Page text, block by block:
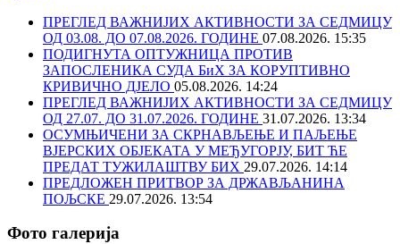
ПРЕГЛЕД ВАЖНИЈИХ АКТИВНОСТИ ЗА СЕДМИЦУ
ОД 03.08. ДО 07.08.2026. ГОДИНЕ 07.08.2026. 15:35
ПОДИГНУТА ОПТУЖНИЦА ПРОТИВ
ЗАПОСЛЕНИКА СУДА БиХ ЗА КОРУПТИВНО
КРИВИЧНО ДЈЕЛО 05.08.2026. 14:24
ПРЕГЛЕД ВАЖНИЈИХ АКТИВНОСТИ ЗА СЕДМИЦУ
ОД 27.07. ДО 31.07.2026. ГОДИНЕ 31.07.2026. 13:34
ОСУМЊИЧЕНИ ЗА СКРНАВЉЕЊЕ И ПАЉЕЊЕ
ВЈЕРСКИХ ОБЈЕКАТА У МЕЂУГОРЈУ, БИТ ЋЕ
ПРЕДАТ ТУЖИЛАШТВУ БИХ 29.07.2026. 14:14
ПРЕДЛОЖЕН ПРИТВОР ЗА ДРЖАВЉАНИНА
ПОЉСКЕ 29.07.2026. 13:54
Фото галерија